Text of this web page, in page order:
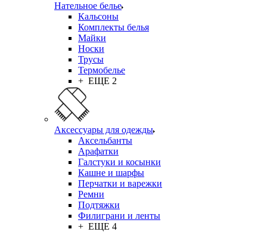
Нательное белье
Кальсоны
Комплекты белья
Майки
Носки
Трусы
Термобелье
+ ЕЩЕ 2
Аксессуары для одежды
Аксельбанты
Арафатки
Галстуки и косынки
Кашне и шарфы
Перчатки и варежки
Ремни
Подтяжки
Филиграни и ленты
+ ЕЩЕ 4